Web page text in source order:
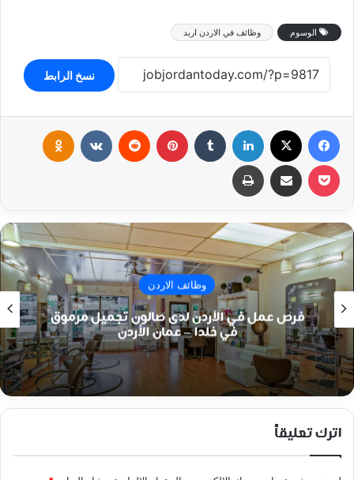
الوسوم وظائف في الاردن اربد
نسخ الرابط
فيسبوك لينكدإن بينتيريست
‫Pocket مشاركة عبر البريد طباعة
وظائف الاردن
فرص عمل في الأردن لدى صالون تجميل مرموق
في خلدا – عمان الأردن
اترك تعليقاً